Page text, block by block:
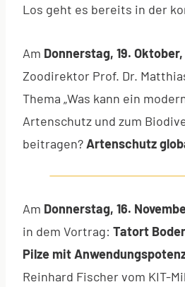
Los geht es bereits in der
Am Donnerstag, 19. Oktober,
Zoodirektor Prof. Dr.
Thema „Was kann ein
Artenschutz und zum
beitragen?Artenschutz
Am Donnerstag, 16.
in dem Vortrag: Tatort
Pilze mit
Reinhard Fischer vom KIT-